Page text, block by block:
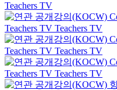
Teachers TV
Teachers TV Teachers TV
Teachers TV Teachers TV
Teachers TV Teachers TV